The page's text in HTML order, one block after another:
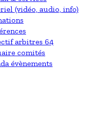
(vidéo, audio, info)
arbitres 64
comités
évènements